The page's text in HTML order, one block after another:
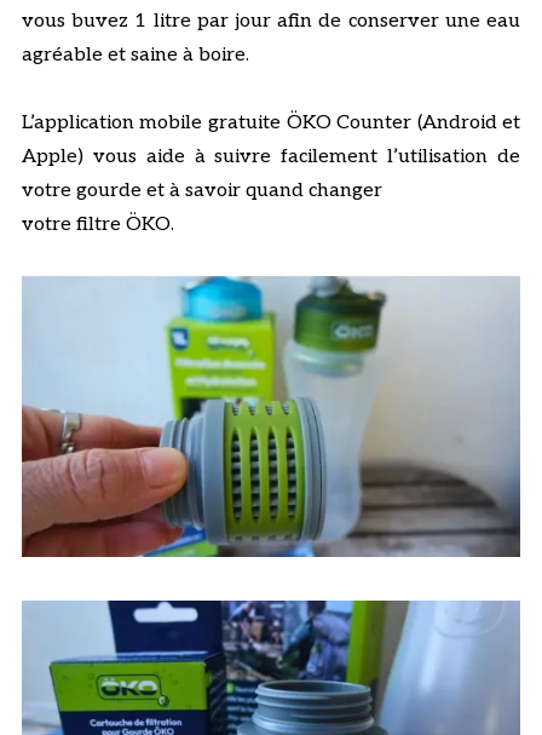
vous buvez 1 litre par jour afin de conserver une eau
agréable et saine à boire.
L’application mobile gratuite ÖKO Counter (Android et
Apple) vous aide à suivre facilement l’utilisation de
votre gourde et à savoir quand changer
votre filtre ÖKO.